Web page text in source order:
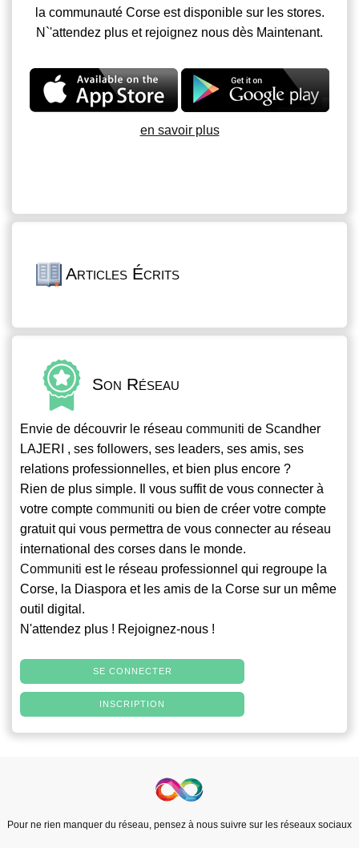
la communauté Corse est disponible sur les stores.
N`'attendez plus et rejoignez nous dès Maintenant.
en savoir plus
Articles Écrits
Son Réseau
Envie de découvrir le réseau communiti de Scandher
LAJERI , ses followers, ses leaders, ses amis, ses
relations professionnelles, et bien plus encore ?
Rien de plus simple. Il vous suffit de vous connecter à
votre compte communiti ou bien de créer votre compte
gratuit qui vous permettra de vous connecter au réseau
international des corses dans le monde.
Communiti est le réseau professionnel qui regroupe la
Corse, la Diaspora et les amis de la Corse sur un même
outil digital.
N'attendez plus ! Rejoignez-nous !
SE CONNECTER
INSCRIPTION
Pour ne rien manquer du réseau, pensez à nous suivre sur les réseaux sociaux